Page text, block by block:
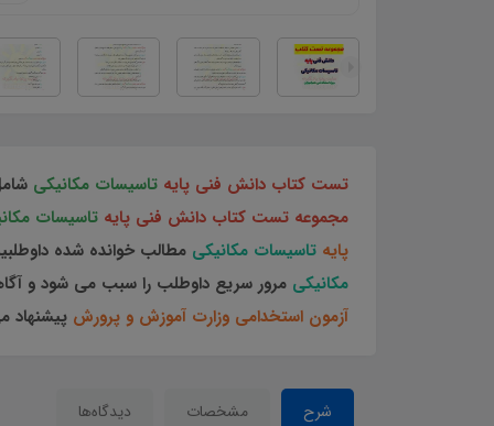
تست کتاب دانش فنی پایه تاسیسات مکانیکی
مجموعه تست کتاب دانش فنی پایه تاسیسات
پایه تاسیسات مکانیکی مطالب خوانده شده
مکانیکی مرور سریع داوطلب را سبب می شود و
آزمون استخدامی وزارت آموزش و پرورش پیشنهاد
شرح مشخصات دیدگاه‌ها